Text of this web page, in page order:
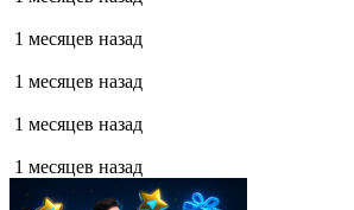
1 месяцев назад
1 месяцев назад
1 месяцев назад
1 месяцев назад